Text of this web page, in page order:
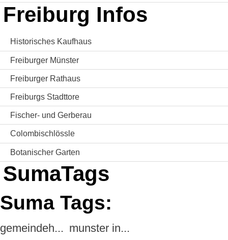
Freiburg Infos
Historisches Kaufhaus
Freiburger Münster
Freiburger Rathaus
Freiburgs Stadttore
Fischer- und Gerberau
Colombischlössle
Botanischer Garten
SumaTags
Suma Tags:
gemeindeh... munster in...